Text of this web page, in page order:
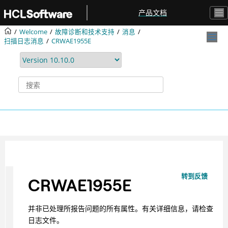
产品文档
Welcome 故障诊断和技术支持
消息
扫描日志消息
CRWAE1955E
转到反馈
CRWAE1955E
并非已处理所报告问题的所有属性。有关详细信息，请检查
日志文件。